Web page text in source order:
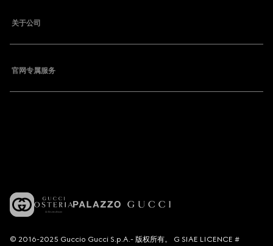
关于公司
官网专属服务
© 2016-2025 Guccio Gucci S.p.A.- 版权所有。 G SIAE LICENCE #